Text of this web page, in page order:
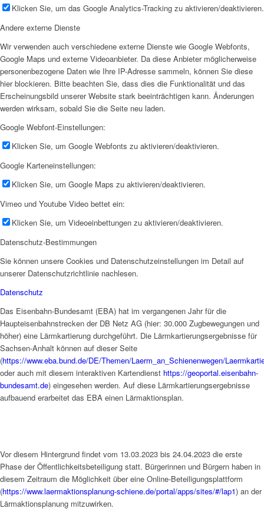
Klicken Sie, um das Google Analytics-Tracking zu aktivieren/deaktivieren.
Andere externe Dienste
Wir verwenden auch verschiedene externe Dienste wie Google Webfonts,
Google Maps und externe Videoanbieter. Da diese Anbieter möglicherweise
personenbezogene Daten wie Ihre IP-Adresse sammeln, können Sie diese
hier blockieren. Bitte beachten Sie, dass dies die Funktionalität und das
Erscheinungsbild unserer Website stark beeinträchtigen kann. Änderungen
werden wirksam, sobald Sie die Seite neu laden.
Google Webfont-Einstellungen:
Klicken Sie, um Google Webfonts zu aktivieren/deaktivieren.
Google Karteneinstellungen:
Klicken Sie, um Google Maps zu aktivieren/deaktivieren.
Vimeo und Youtube Video bettet ein:
Klicken Sie, um Videoeinbettungen zu aktivieren/deaktivieren.
Datenschutz-Bestimmungen
Sie können unsere Cookies und Datenschutzeinstellungen im Detail auf
unserer Datenschutzrichtlinie nachlesen.
Datenschutz
Das Eisenbahn-Bundesamt (EBA) hat im vergangenen Jahr für die
Haupteisenbahnstrecken der DB Netz AG (hier: 30.000 Zugbewegungen und
höher) eine Lärmkartierung durchgeführt. Die Lärmkartierungsergebnisse für
Sachsen-Anhalt können auf dieser Seite
(https://www.eba.bund.de/DE/Themen/Laerm_an_Schienenwegen/
oder auch mit diesem interaktiven Kartendienst https://geoportal.eisenbahn-
bundesamt.de) eingesehen werden. Auf diese Lärmkartierungsergebnisse
aufbauend erarbeitet das EBA einen Lärmaktionsplan.
Vor diesem Hintergrund findet vom 13.03.2023 bis 24.04.2023 die erste
Phase der Öffentlichkeitsbeteiligung statt. Bürgerinnen und Bürgern haben in
diesem Zeitraum die Möglichkeit über eine Online-Beteiligungsplattform
(https://www.laermaktionsplanung-schiene.de/portal/apps/sites/#/lap1) an der
Lärmaktionsplanung mitzuwirken.